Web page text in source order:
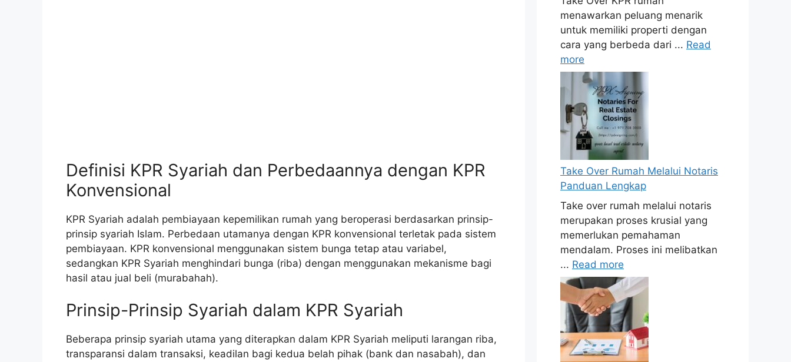
Definisi KPR Syariah dan Perbedaannya dengan KPR
Konvensional
KPR Syariah adalah pembiayaan kepemilikan rumah yang beroperasi berdasarkan prinsip-
prinsip syariah Islam. Perbedaan utamanya dengan KPR konvensional terletak pada sistem
pembiayaan. KPR konvensional menggunakan sistem bunga tetap atau variabel,
sedangkan KPR Syariah menghindari bunga (riba) dengan menggunakan mekanisme bagi
hasil atau jual beli (murabahah).
Prinsip-Prinsip Syariah dalam KPR Syariah
Beberapa prinsip syariah utama yang diterapkan dalam KPR Syariah meliputi larangan riba,
transparansi dalam transaksi, keadilan bagi kedua belah pihak (bank dan nasabah), dan
menawarkan peluang menarik
untuk memiliki properti dengan
cara yang berbeda dari ... Read
more
Take Over Rumah Melalui Notaris
Panduan Lengkap
Take over rumah melalui notaris
merupakan proses krusial yang
memerlukan pemahaman
mendalam. Proses ini melibatkan
... Read more